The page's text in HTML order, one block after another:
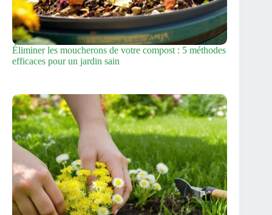
Éliminer les moucherons de votre compost : 5 méthodes
efficaces pour un jardin sain